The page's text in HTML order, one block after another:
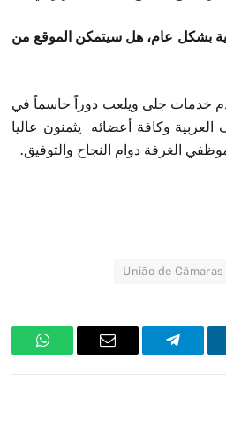
بشكل عام، هل سيتمكن الموقع من
خدمات جلى ويلعب دوراً حاسماً في
العربية وكافة أعضائه يثمنون عاليا
موظفي الغرفة دوام النجاح والتوفيق.
União de
تيلقرام
البريد
واتساب